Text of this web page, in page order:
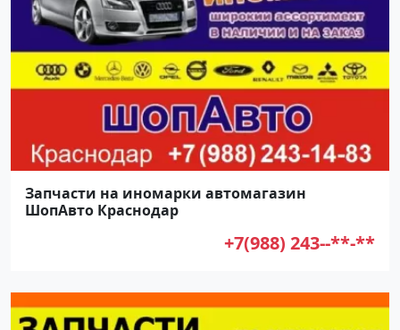
Запчасти на иномарки автомагазин
ШопАвто Краснодар
+7(988) 243--**-**